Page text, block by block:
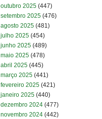
outubro 2025 (447)
setembro 2025 (476)
agosto 2025 (481)
julho 2025 (454)
junho 2025 (489)
maio 2025 (478)
abril 2025 (445)
março 2025 (441)
fevereiro 2025 (421)
janeiro 2025 (440)
dezembro 2024 (477)
novembro 2024 (442)